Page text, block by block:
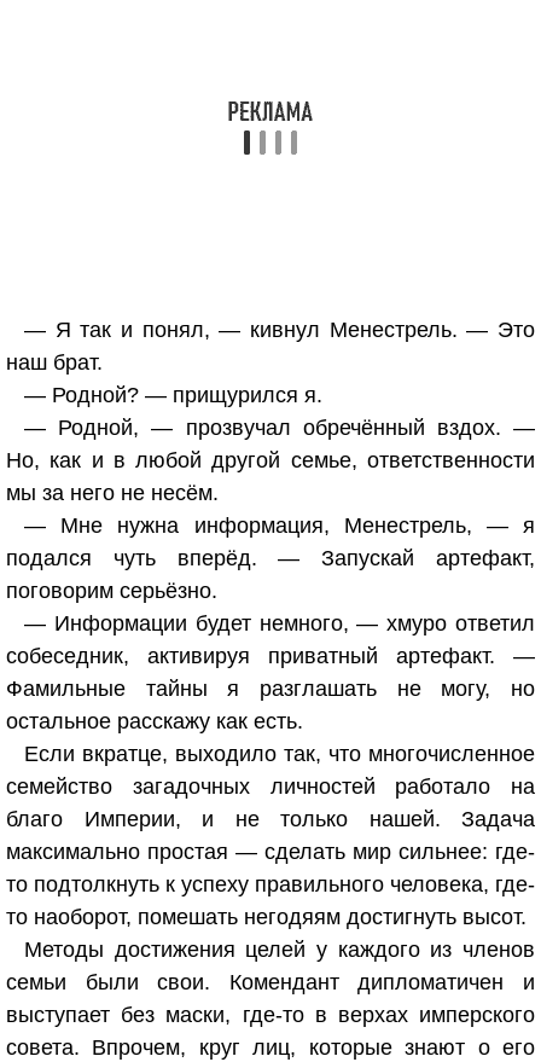
— Я так и понял, — кивнул Менестрель. — Это
наш брат.
— Родной? — прищурился я.
— Родной, — прозвучал обречённый вздох. —
Но, как и в любой другой семье, ответственности
мы за него не несём.
— Мне нужна информация, Менестрель, — я
подался чуть вперёд. — Запускай артефакт,
поговорим серьёзно.
— Информации будет немного, — хмуро ответил
собеседник, активируя приватный артефакт. —
Фамильные тайны я разглашать не могу, но
остальное расскажу как есть.
Если вкратце, выходило так, что многочисленное
семейство загадочных личностей работало на
благо Империи, и не только нашей. Задача
максимально простая — сделать мир сильнее: где-
то подтолкнуть к успеху правильного человека, где-
то наоборот, помешать негодяям достигнуть высот.
Методы достижения целей у каждого из членов
семьи были свои. Комендант дипломатичен и
выступает без маски, где-то в верхах имперского
совета. Впрочем, круг лиц, которые знают о его